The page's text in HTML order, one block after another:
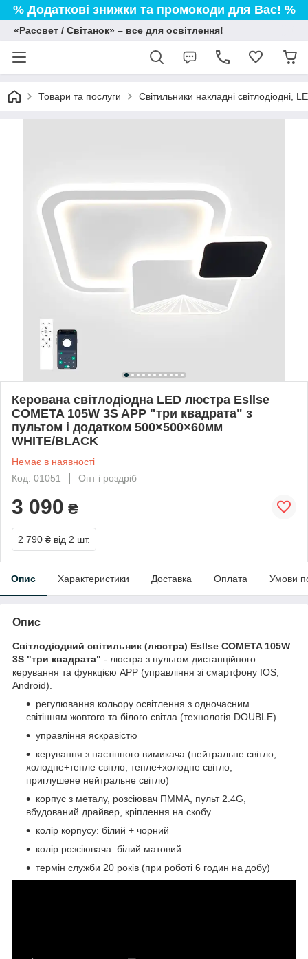
% Додаткові знижки та промокоди для Вас! %
«Рассвет / Світанок» – все для освітлення!
Товари та послуги Світильники накладні світлодіодні,
Керована світлодіодна LED люстра Esllse
COMETA 105W 3S APP "три квадрата" з
пультом і додатком 500×500×60мм
WHITE/BLACK
Немає в наявності
Код: 01051
Опт і роздріб
3 090 ₴
2 790 ₴ від 2 шт.
Опис Характеристики Доставка Оплата Умови
Опис
Світлодіодний світильник (люстра) Esllse COMETA 105W
3S "три квадрата" - люстра з пультом дистанційного
керування та функцією АРР (управління зі смартфону IOS,
Android).
регулювання кольору освітлення з одночасним
світінням жовтого та білого світла (технологія DOUBLE)
управління яскравістю
керування з настінного вимикача (нейтральне світло,
холодне+тепле світло, тепле+холодне світло,
приглушене нейтральне світло)
корпус з металу, розсіювач ПММА, пульт 2.4G,
вбудований драйвер, кріплення на скобу
колір корпусу: білий + чорний
колір розсіювача: білий матовий
термін служби 20 років (при роботі 6 годин на добу)